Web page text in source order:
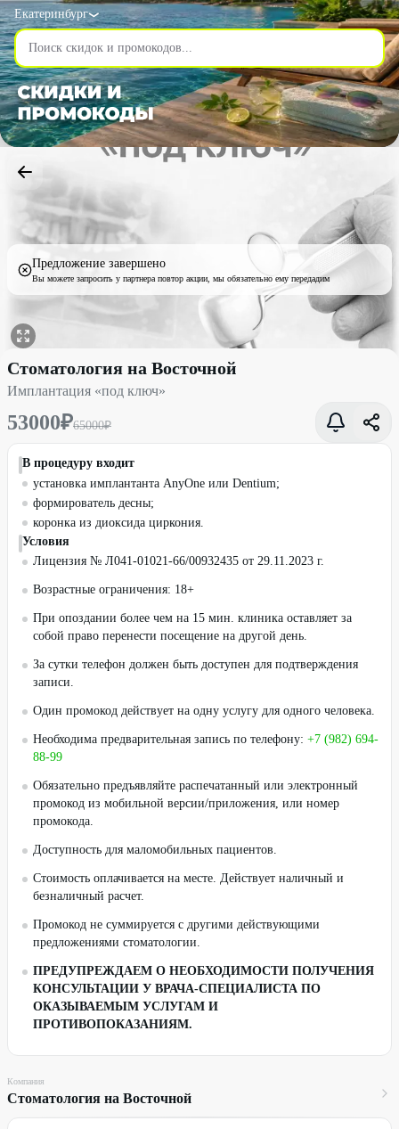
Екатеринбург
Предложение завершено
Вы можете запросить у партнера повтор акции, мы обязательно ему передадим
Имплантация «под ключ» со скидкой 18% - Стоматология на
Стоматология на Восточной
Имплантация «под ключ»
53000₽65000₽
В процедуру входит
установка имплантанта AnyOne или Dentium;
формирователь десны;
коронка из диоксида циркония.
Условия
Лицензия № Л041-01021-66/00932435 от 29.11.2023 г.
Возрастные ограничения: 18+
При опоздании более чем на 15 мин. клиника оставляет за
собой право перенести посещение на другой день.
За сутки телефон должен быть доступен для подтверждения
записи.
Один промокод действует на одну услугу для одного человека.
Необходима предварительная запись по телефону: +7 (982) 694-
88-99
Обязательно предъявляйте распечатанный или электронный
промокод из мобильной версии/приложения, или номер
промокода.
Доступность для маломобильных пациентов.
Стоимость оплачивается на месте. Действует наличный и
безналичный расчет.
Промокод не суммируется с другими действующими
предложениями стоматологии.
ПРЕДУПРЕЖДАЕМ О НЕОБХОДИМОСТИ ПОЛУЧЕНИЯ
КОНСУЛЬТАЦИИ У ВРАЧА-СПЕЦИАЛИСТА ПО
ОКАЗЫВАЕМЫМ УСЛУГАМ И
ПРОТИВОПОКАЗАНИЯМ.
Компания
Стоматология на Восточной